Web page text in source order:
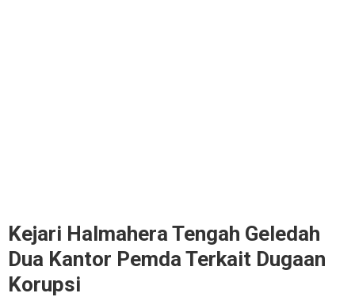
Kejari Halmahera Tengah Geledah
Dua Kantor Pemda Terkait Dugaan
Korupsi